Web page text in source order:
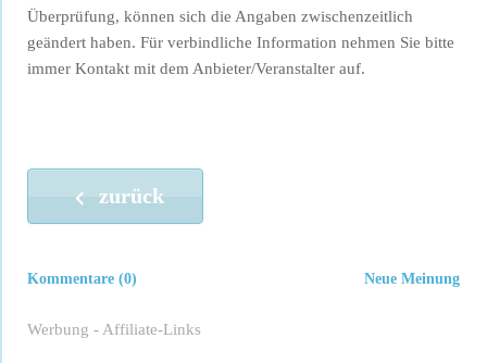
Überprüfung, können sich die Angaben zwischenzeitlich
geändert haben. Für verbindliche Information nehmen Sie bitte
immer Kontakt mit dem Anbieter/Veranstalter auf.
zurück
Neue Meinung
Kommentare (0)
Werbung - Affiliate-Links